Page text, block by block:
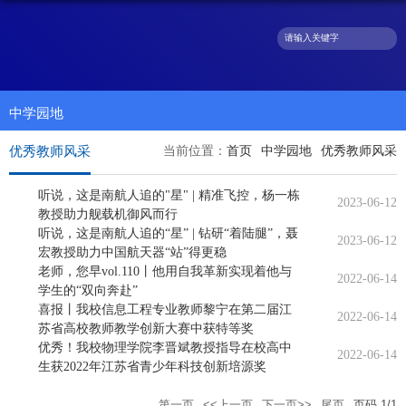
中学园地
当前位置： 首页 中学园地 优秀教师风采
优秀教师风采
听说，这是南航人追的"星" | 精准飞控，杨一栋
教授助力舰载机御风而行
2023-06-12
听说，这是南航人追的“星” | 钻研“着陆腿”，聂
宏教授助力中国航天器“站”得更稳
2023-06-12
老师，您早vol.110丨他用自我革新实现着他与
学生的“双向奔赴”
2022-06-14
喜报丨我校信息工程专业教师黎宁在第二届江
苏省高校教师教学创新大赛中获特等奖
2022-06-14
优秀！我校物理学院李晋斌教授指导在校高中
生获2022年江苏省青少年科技创新培源奖
2022-06-14